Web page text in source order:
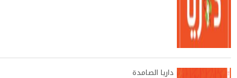
داريا الصامدة